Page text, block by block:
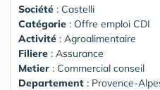
Société : Castelli
Catégorie : Offre emploi CDI
Activité : Agroalimentaire
Filiere : Assurance
Metier : Commercial conseil
Departement : Provence-